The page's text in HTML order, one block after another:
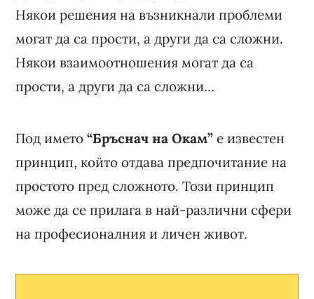
Някои решения на възникнали проблеми
могат да са прости, а други да са сложни.
Някои взаимоотношения могат да са
прости, а други да са сложни…
Под името“Бръснач на Окам” е известен
принцип, който отдава предпочитание на
простото пред сложното. Този принцип
може да се прилага в най-различни сфери
на професионалния и личен живот.